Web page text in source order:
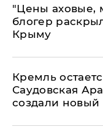
​"Цены аховые,
блогер
Крыму
​Кремль
Саудовская
создали